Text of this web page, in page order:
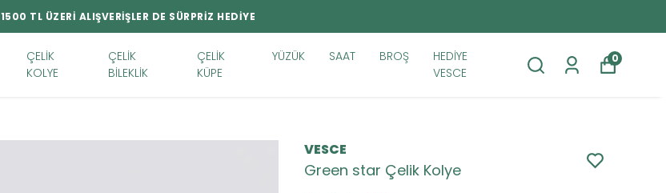
1500 TL ÜZERİ ALIŞVERİŞLER DE SÜRPRİZ HEDİYE
ÇELİK
KOLYE
ÇELİK
BİLEKLİK
ÇELİK
KÜPE
YÜZÜK SAAT BROŞ
HEDİYE
VESCE
0
VESCE
Green star Çelik Kolye